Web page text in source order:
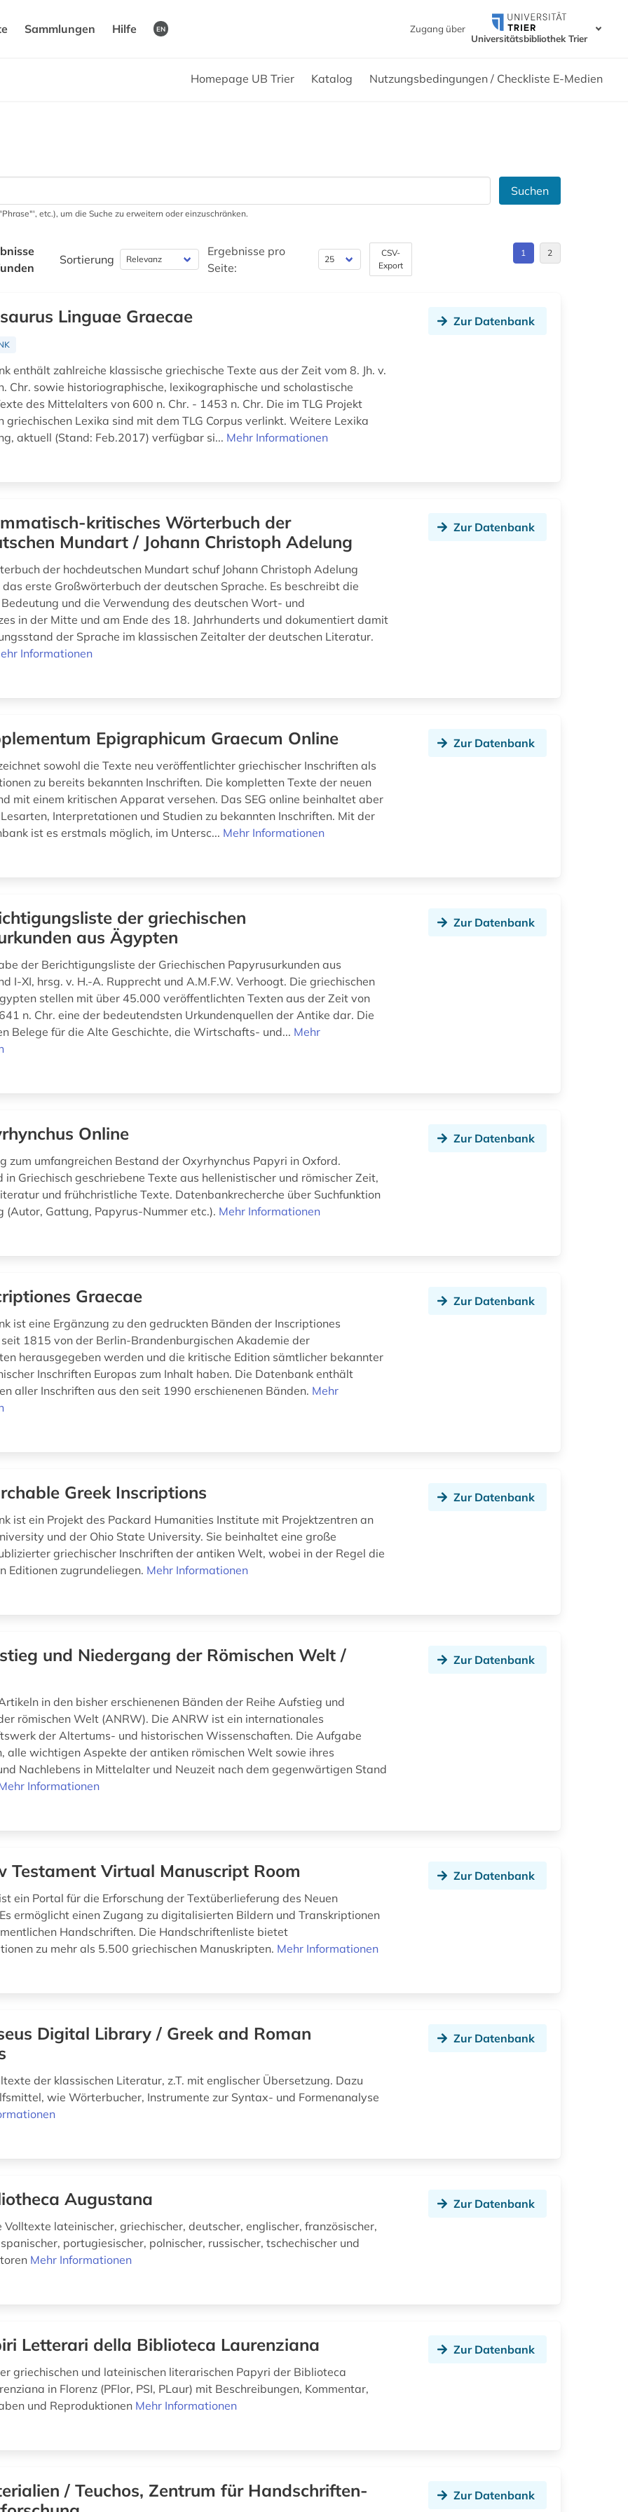
Sammlungen Hilfe EN
Zugang über
Universitätsbibliothek Trier
Homepage UB Trier Katalog Nutzungsbedingungen / Checkliste E-Medien
Suchen
etc.), um die Suche zu erweitern oder einzuschränken.
Sortierung
Ergebnisse pro
Seite:
CSV-
Export
1 2
Linguae Graecae
enthält zahlreiche klassische griechische Texte aus der Zeit vom 8. Jh. v.
Chr. sowie historiographische, lexikographische und scholastische
des Mittelalters von 600 n. Chr. - 1453 n. Chr. Die im TLG Projekt
Lexika sind mit dem TLG Corpus verlinkt. Weitere Lexika
aktuell (Stand: Feb.2017) verfügbar si... Mehr Informationen
Zur Datenbank
kritisches Wörterbuch der
Mundart / Johann Christoph Adelung
der hochdeutschen Mundart schuf Johann Christoph Adelung
erste Großwörterbuch der deutschen Sprache. Es beschreibt die
und die Verwendung des deutschen Wort- und
in der Mitte und am Ende des 18. Jahrhunderts und dokumentiert damit
der Sprache im klassischen Zeitalter der deutschen Literatur.
Informationen
Zur Datenbank
Epigraphicum Graecum Online
sowohl die Texte neu veröffentlichter griechischer Inschriften als
zu bereits bekannten Inschriften. Die kompletten Texte der neuen
mit einem kritischen Apparat versehen. Das SEG online beinhaltet aber
Interpretationen und Studien zu bekannten Inschriften. Mit der
ist es erstmals möglich, im Untersc... Mehr Informationen
Zur Datenbank
der griechischen
aus Ägypten
der Berichtigungsliste der Griechischen Papyrusurkunden aus
I-XI, hrsg. v. H.-A. Rupprecht und A.M.F.W. Verhoogt. Die griechischen
stellen mit über 45.000 veröffentlichten Texten aus der Zeit von
n. Chr. eine der bedeutendsten Urkundenquellen der Antike dar. Die
Belege für die Alte Geschichte, die Wirtschafts- und... Mehr
Zur Datenbank
Online
zum umfangreichen Bestand der Oxyrhynchus Papyri in Oxford.
in Griechisch geschriebene Texte aus hellenistischer und römischer Zeit,
und frühchristliche Texte. Datenbankrecherche über Suchfunktion
(Autor, Gattung, Papyrus-Nummer etc.). Mehr Informationen
Zur Datenbank
Graecae
ist eine Ergänzung zu den gedruckten Bänden der Inscriptiones
1815 von der Berlin-Brandenburgischen Akademie der
herausgegeben werden und die kritische Edition sämtlicher bekannter
Inschriften Europas zum Inhalt haben. Die Datenbank enthält
aller Inschriften aus den seit 1990 erschienenen Bänden. Mehr
Zur Datenbank
Greek Inscriptions
ist ein Projekt des Packard Humanities Institute mit Projektzentren an
und der Ohio State University. Sie beinhaltet eine große
griechischer Inschriften der antiken Welt, wobei in der Regel die
Editionen zugrundeliegen. Mehr Informationen
Zur Datenbank
und Niedergang der Römischen Welt /
in den bisher erschienenen Bänden der Reihe Aufstieg und
römischen Welt (ANRW). Die ANRW ist ein internationales
der Altertums- und historischen Wissenschaften. Die Aufgabe
alle wichtigen Aspekte der antiken römischen Welt sowie ihres
Nachlebens in Mittelalter und Neuzeit nach dem gegenwärtigen Stand
Informationen
Zur Datenbank
Testament Virtual Manuscript Room
ein Portal für die Erforschung der Textüberlieferung des Neuen
ermöglicht einen Zugang zu digitalisierten Bildern und Transkriptionen
Handschriften. Die Handschriftenliste bietet
zu mehr als 5.500 griechischen Manuskripten. Mehr Informationen
Zur Datenbank
Digital Library / Greek and Roman
der klassischen Literatur, z.T. mit englischer Übersetzung. Dazu
wie Wörterbucher, Instrumente zur Syntax- und Formenanalyse
Zur Datenbank
Augustana
lateinischer, griechischer, deutscher, englischer, französischer,
portugiesischer, polnischer, russischer, tschechischer und
Mehr Informationen
Zur Datenbank
Letterari della Biblioteca Laurenziana
griechischen und lateinischen literarischen Papyri der Biblioteca
in Florenz (PFlor, PSI, PLaur) mit Beschreibungen, Kommentar,
und Reproduktionen Mehr Informationen
Zur Datenbank
/ Teuchos, Zentrum für Handschriften-
Zur Datenbank